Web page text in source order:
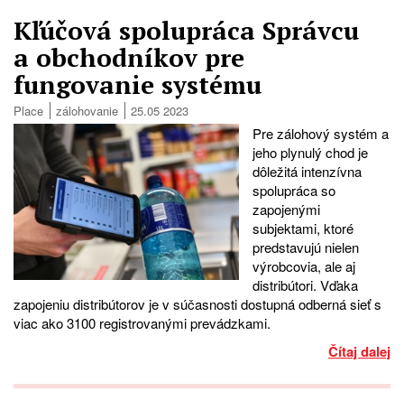
Kľúčová spolupráca Správcu
a obchodníkov pre
fungovanie systému
Place zálohovanie 25.05 2023
Pre zálohový systém a
jeho plynulý chod je
dôležitá intenzívna
spolupráca so
zapojenými
subjektami, ktoré
predstavujú nielen
výrobcovia, ale aj
distribútori. Vďaka
zapojeniu distribútorov je v súčasnosti dostupná odberná sieť s
viac ako 3100 registrovanými prevádzkami.
Čítaj dalej